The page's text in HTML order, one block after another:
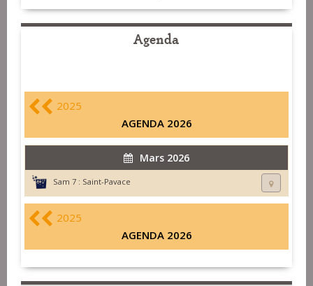
Agenda
2025
AGENDA 2026
Mars 2026
Sam 7 : Saint-Pavace
2025
AGENDA 2026